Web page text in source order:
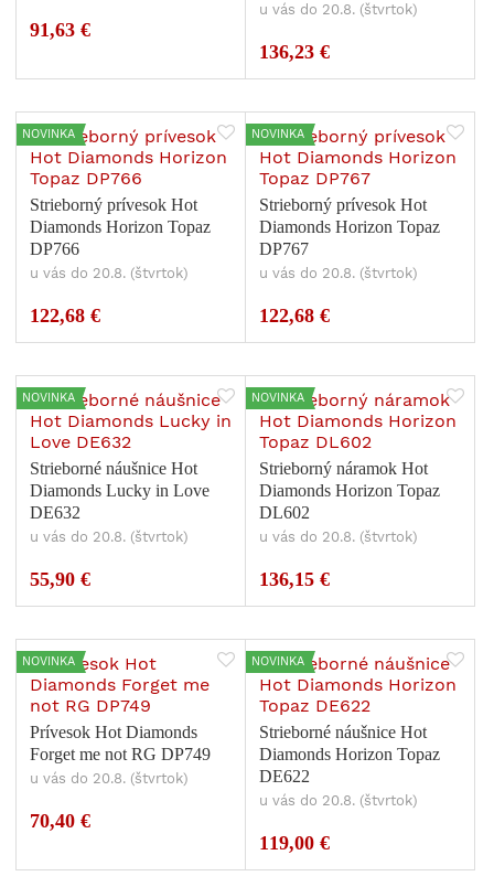
91,63 €
u vás do 20.8. (štvrtok)
136,23 €
NOVINKA
Strieborný prívesok Hot
Diamonds Horizon Topaz
DP766
u vás do 20.8. (štvrtok)
122,68 €
NOVINKA
Strieborný prívesok Hot
Diamonds Horizon Topaz
DP767
u vás do 20.8. (štvrtok)
122,68 €
NOVINKA
Strieborné náušnice Hot
Diamonds Lucky in Love
DE632
u vás do 20.8. (štvrtok)
55,90 €
NOVINKA
Strieborný náramok Hot
Diamonds Horizon Topaz
DL602
u vás do 20.8. (štvrtok)
136,15 €
NOVINKA
Prívesok Hot Diamonds
Forget me not RG DP749
u vás do 20.8. (štvrtok)
70,40 €
NOVINKA
Strieborné náušnice Hot
Diamonds Horizon Topaz
DE622
u vás do 20.8. (štvrtok)
119,00 €